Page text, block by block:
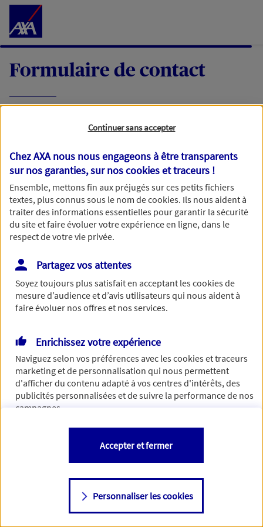
Accéder au Contenu
Formulaire de contact
demande, nous vous répondrons dans les
meilleurs délais par mail ou par téléphone.
Votre message :
Vous disposez de droits sur les informations vous concernant. Pour
plus d’informations,cliquez ici.
Continuer sans accepter
Chez AXA nous nous engageons à être transparents
sur nos garanties, sur noscookies et traceurs !
Ensemble, mettons fin aux préjugés sur ces petits fichiers
textes, plus connus sous le nom decookies. Ils nous aident à
traiter des informations essentielles pour garantir la sécurité
du site et faire évoluer votre expérience en ligne, dans le
respect de votre vie privée.
Partagez vos attentes
Soyez toujours plus satisfait en acceptant lescookiesde
mesure d’audience et d’avis utilisateurs qui nous aident à
faire évoluer nos offres et nos services.
Enrichissez votre expérience
Naviguez selon vos préférences avec lescookies et traceurs
marketing et de personnalisation qui nous permettent
d'afficher du contenu adapté à vos centres d'intérêts, des
publicités personnalisées et de suivre la performance de nos
campagnes.
Vous êtes libre de les accepter, de les refuser comme de
changer d'avis à tout moment en allant sur
Consulter notre politique decookies
Personnaliser les cookies
Accepter et fermer